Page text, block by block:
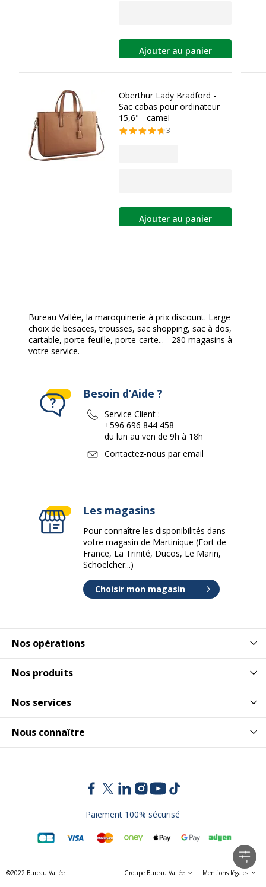
Ajouter au panier
Oberthur Lady Bradford -
Sac cabas pour ordinateur
15,6" - camel
3
Ajouter au panier
Bureau Vallée, la maroquinerie à prix discount. Large
choix de besaces, trousses, sac shopping, sac à dos,
cartable, porte-feuille, porte-carte... - 280 magasins à
votre service.
Nos opérations
Nos produits
Nos services
Nous connaître
Besoin d’Aide ?
Service Client :
+596 696 844 458
du lun au ven de 9h à 18h
Contactez-nous par email
Les magasins
Pour connaître les disponibilités dans
votre magasin de Martinique (Fort de
France, La Trinité, Ducos, Le Marin,
Schoelcher...)
Choisir mon magasin
Paiement 100% sécurisé
©2022 Bureau Vallée Groupe Bureau Vallée Mentions légales